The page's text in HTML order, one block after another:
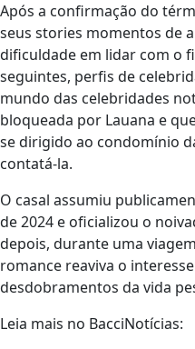
Após a confirmação do
seus stories momentos de
dificuldade em lidar com o
seguintes, perfis de
mundo das celebridades
bloqueada por Lauana e
se dirigido ao condomínio
contatá-la.
O casal assumiu
de 2024 e oficializou o
depois, durante uma
romance reaviva o
desdobramentos da vida
Leia mais no BacciNotícias: